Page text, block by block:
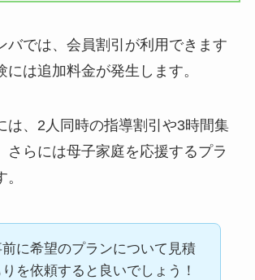
バでは、会員割引が利用できます
には追加料金が発生します。
は、2人同時の指導割引や3時間集
さらには母子家庭を応援するプラ
に希望のプランについて見積
りを依頼すると良いでしょう！